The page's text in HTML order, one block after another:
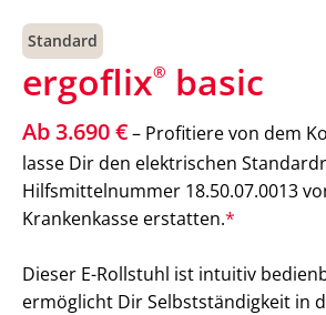
Standard
ergoflix® basic
Ab 3.690 €– Profitiere von dem
lasse Dir den elektrischen
Hilfsmittelnummer 18.50.07.0013
Krankenkasse erstatten.*
Dieser E-Rollstuhl ist intuitiv
ermöglicht Dir Selbstständigkeit in